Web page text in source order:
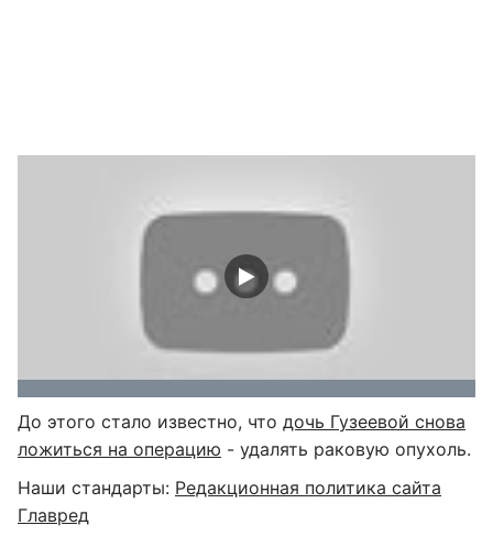
До этого стало известно, что дочь Гузеевой снова
ложиться на операцию - удалять раковую опухоль.
Наши стандарты: Редакционная политика сайта
Главред